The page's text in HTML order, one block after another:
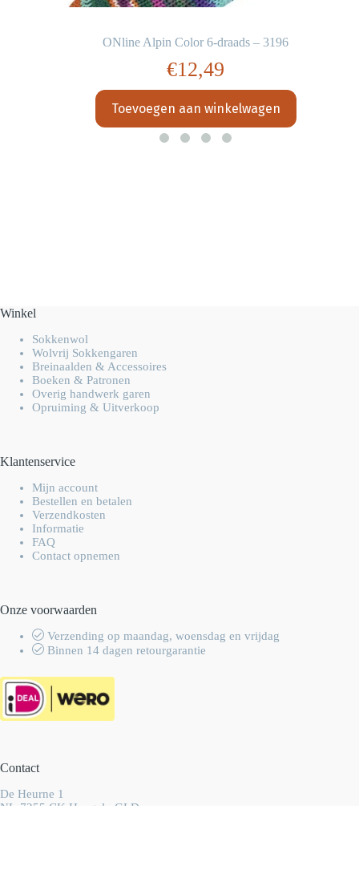
ONline Alpin Color 6-draads – 3196
€12,49
Toevoegen aan winkelwagen
Winkel
Sokkenwol
Wolvrij Sokkengaren
Breinaalden & Accessoires
Boeken & Patronen
Overig handwerk garen
Opruiming & Uitverkoop
Klantenservice
Mijn account
Bestellen en betalen
Verzendkosten
Informatie
FAQ
Contact opnemen
Onze voorwaarden
Verzending op maandag, woensdag en vrijdag
Binnen 14 dagen retourgarantie
Contact
De Heurne 1
NL-7255 CK Hengelo GLD